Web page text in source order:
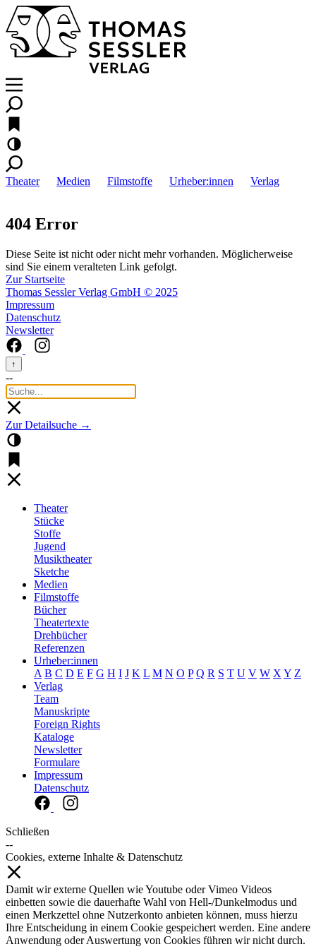
Theater Medien Filmstoffe Urheber:innen Verlag
404 Error
Diese Seite ist nicht oder nicht mehr vorhanden. Möglicherweise
sind Sie einem veralteten Link gefolgt.
Zur Startseite
Thomas Sessler Verlag GmbH © 2025
Impressum
Datenschutz
Newsletter
↑
--
Zur Detailsuche →
Theater
Stücke
Stoffe
Jugend
Musiktheater
Sketche
Medien
Filmstoffe
Bücher
Theatertexte
Drehbücher
Referenzen
Urheber:innen
A B C D E F G H I J K L M N O P Q R S T U V W X Y Z
Verlag
Team
Manuskripte
Foreign Rights
Kataloge
Newsletter
Formulare
Impressum
Datenschutz
Schließen
--
Cookies, externe Inhalte & Datenschutz
Damit wir externe Quellen wie Youtube oder Vimeo Videos
einbetten sowie die dauerhafte Wahl von Hell-/Dunkelmodus und
einen Merkzettel ohne Nutzerkonto anbieten können, muss hierzu
Ihre Entscheidung in einem Cookie gespeichert werden. Eine andere
Anwendung oder Auswertung von Cookies führen wir nicht durch.